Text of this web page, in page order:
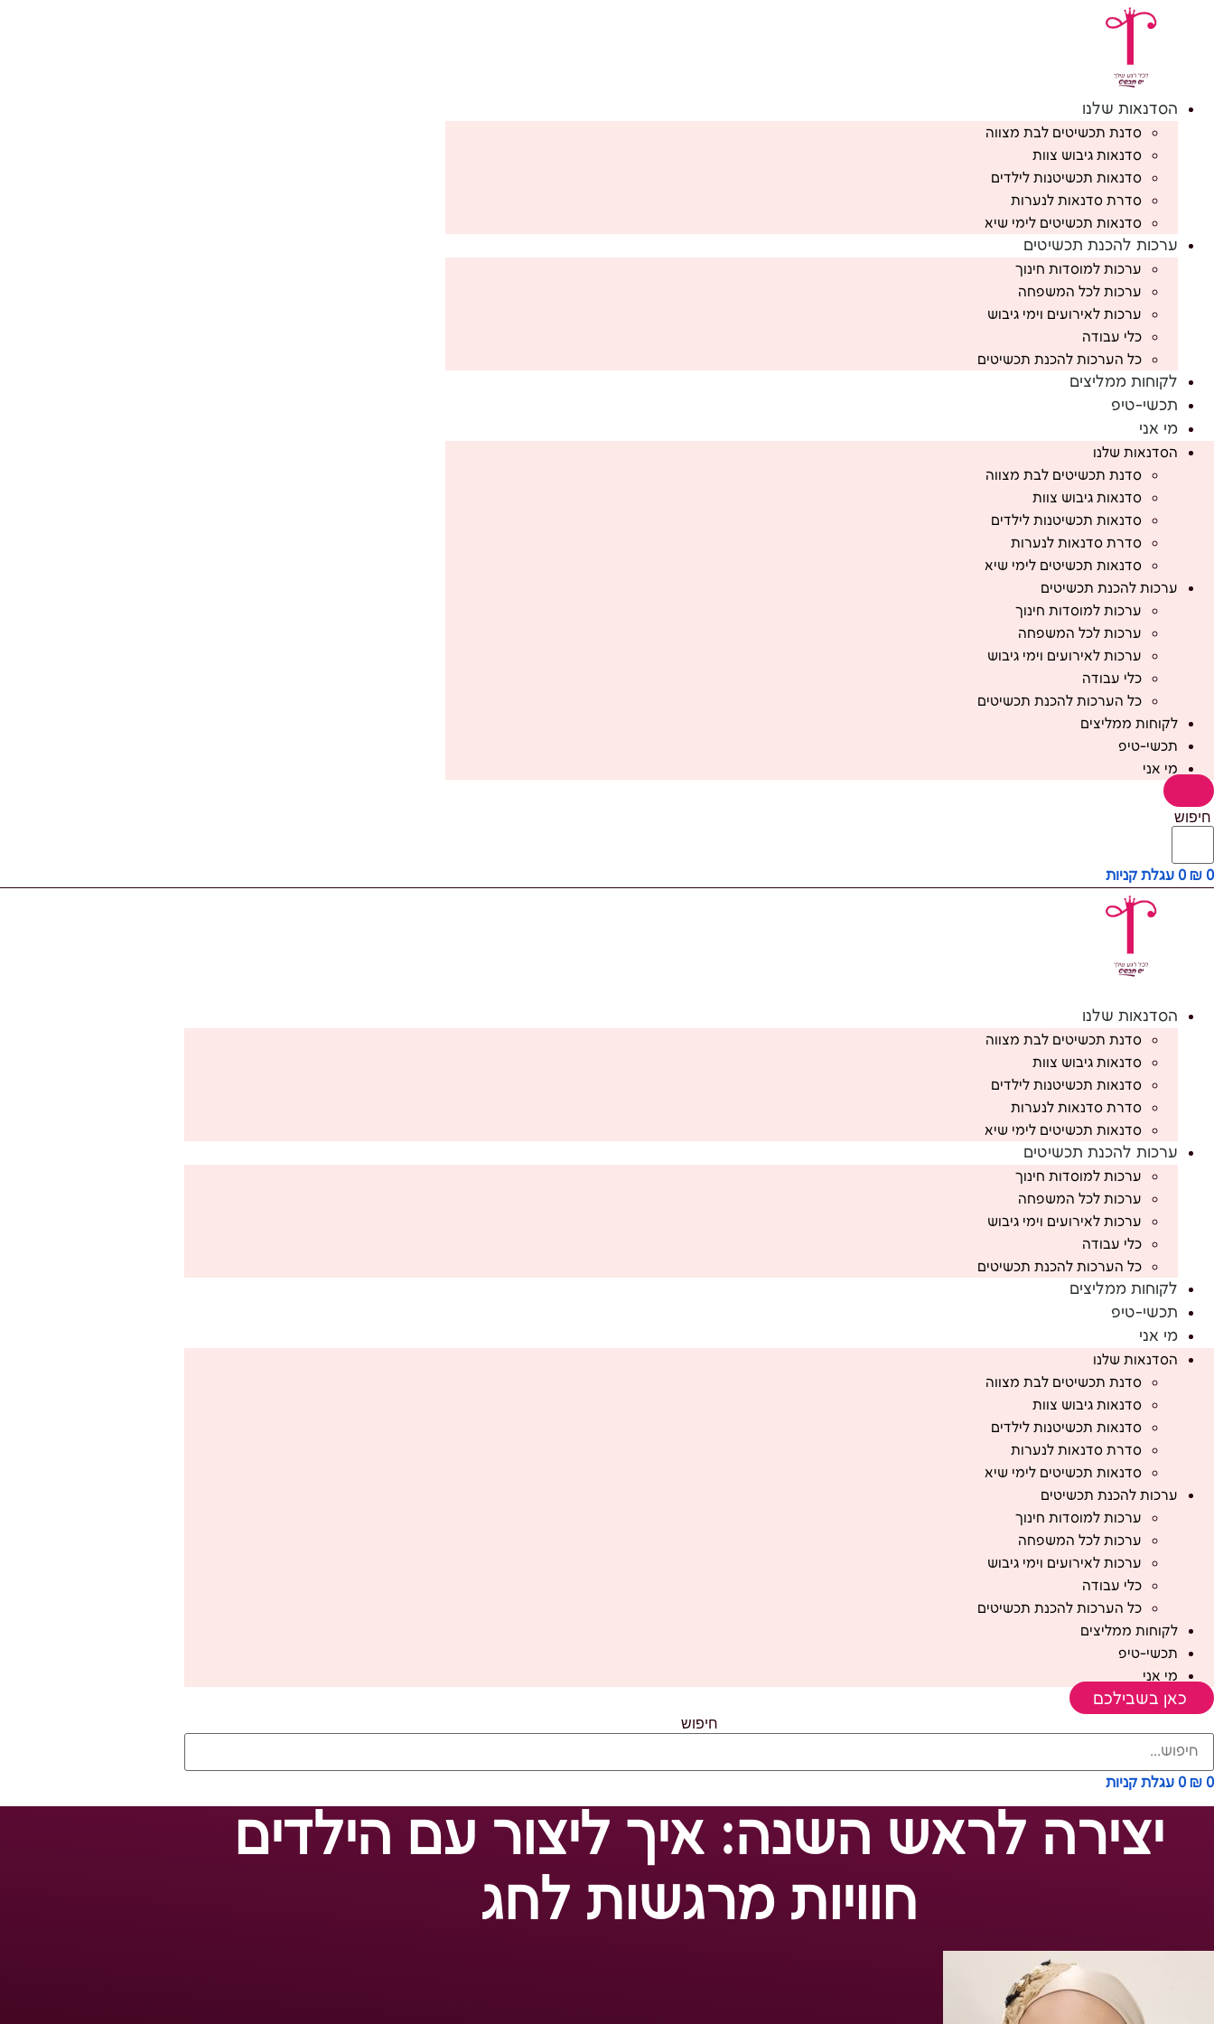
הסדנאות שלנו
סדנת תכשיטים לבת מצווה
סדנאות גיבוש צוות
סדנאות תכשיטנות לילדים
סדרת סדנאות לנערות
סדנאות תכשיטים לימי שיא
ערכות להכנת תכשיטים
ערכות למוסדות חינוך
ערכות לכל המשפחה
ערכות לאירועים וימי גיבוש
כלי עבודה
כל הערכות להכנת תכשיטים
לקוחות ממליצים
תכשי-טיפ
מי אני
הסדנאות שלנו
סדנת תכשיטים לבת מצווה
סדנאות גיבוש צוות
סדנאות תכשיטנות לילדים
סדרת סדנאות לנערות
סדנאות תכשיטים לימי שיא
ערכות להכנת תכשיטים
ערכות למוסדות חינוך
ערכות לכל המשפחה
ערכות לאירועים וימי גיבוש
כלי עבודה
כל הערכות להכנת תכשיטים
לקוחות ממליצים
תכשי-טיפ
מי אני
חיפוש
₪ 0
0 עגלת קניות
הסדנאות שלנו
סדנת תכשיטים לבת מצווה
סדנאות גיבוש צוות
סדנאות תכשיטנות לילדים
סדרת סדנאות לנערות
סדנאות תכשיטים לימי שיא
ערכות להכנת תכשיטים
ערכות למוסדות חינוך
ערכות לכל המשפחה
ערכות לאירועים וימי גיבוש
כלי עבודה
כל הערכות להכנת תכשיטים
לקוחות ממליצים
תכשי-טיפ
מי אני
הסדנאות שלנו
סדנת תכשיטים לבת מצווה
סדנאות גיבוש צוות
סדנאות תכשיטנות לילדים
סדרת סדנאות לנערות
סדנאות תכשיטים לימי שיא
ערכות להכנת תכשיטים
ערכות למוסדות חינוך
ערכות לכל המשפחה
ערכות לאירועים וימי גיבוש
כלי עבודה
כל הערכות להכנת תכשיטים
לקוחות ממליצים
תכשי-טיפ
מי אני
כאן בשבילכם
חיפוש
₪ 0
0 עגלת קניות
יצירה לראש השנה: איך ליצור עם הילדים
חוויות מרגשות לחג